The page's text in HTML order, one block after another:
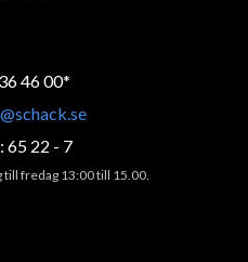
46 00*
65 22 - 7
fredag 13:00 till 15.00.